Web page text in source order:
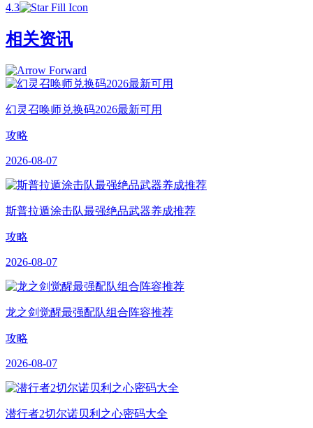
4.3
相关资讯
幻灵召唤师兑换码2026最新可用
攻略
2026-08-07
斯普拉遁涂击队最强绝品武器养成推荐
攻略
2026-08-07
龙之剑觉醒最强配队组合阵容推荐
攻略
2026-08-07
潜行者2切尔诺贝利之心密码大全